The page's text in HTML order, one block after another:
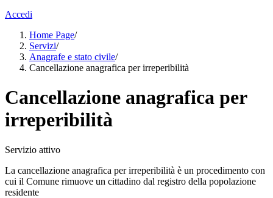
Accedi
Home Page/
Servizi/
Anagrafe e stato civile/
Cancellazione anagrafica per irreperibilità
Cancellazione anagrafica per
irreperibilità
Servizio attivo
La cancellazione anagrafica per irreperibilità è un procedimento con
cui il Comune rimuove un cittadino dal registro della popolazione
residente